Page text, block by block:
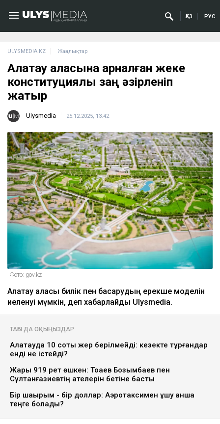
ҚАЗ РУС
ULYSMEDIA.KZ Жаңалықтар
Алатау қаласына арналған жеке
конституциялық заң әзірленіп
жатыр
Ulysmedia 25.12.2025, 13:42
Фото: gov.kz
Алатау қаласы билік пен басқарудың ерекше моделін
иеленуі мүмкін, деп хабарлайды Ulysmedia.
ТАҒЫ ДА ОҚЫҢЫЗДАР
Алатауда 10 сотық жер берілмейді: кезекте тұрғандар
енді не істейді?
Жарық 919 рет өшкен: Тоқаев Бозымбаев пен
Сұлтанғазиевтің қателерін бетіне басты
Бір шақырым - бір доллар: Аэротаксимен ұшу қанша
теңге болады?